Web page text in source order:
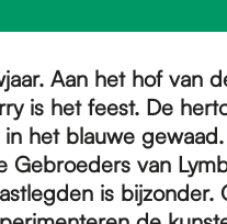
m
e
p
Aan het hof van
is het feest. De
het blauwe
Gebroeders van
is bijzonder.